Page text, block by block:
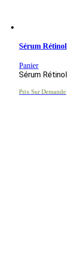
Sérum Rétinol
Panier
Sérum Rétinol
Prix Sur Demande